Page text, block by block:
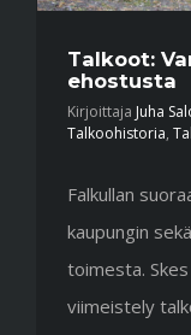
Talkoot:
ehostusta
Kirjoittaja Juha
Talkoohistoria,
Falkullan
kaupungin
toimesta.
viimeistely